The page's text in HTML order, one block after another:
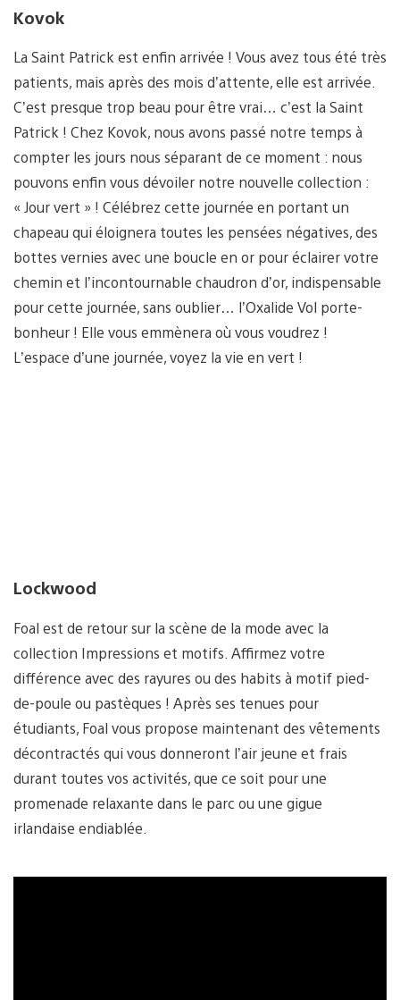
Kovok
La Saint Patrick est enfin arrivée ! Vous avez tous été très
patients, mais après des mois d’attente, elle est arrivée.
C’est presque trop beau pour être vrai… c’est la Saint
Patrick ! Chez Kovok, nous avons passé notre temps à
compter les jours nous séparant de ce moment : nous
pouvons enfin vous dévoiler notre nouvelle collection :
« Jour vert » ! Célébrez cette journée en portant un
chapeau qui éloignera toutes les pensées négatives, des
bottes vernies avec une boucle en or pour éclairer votre
chemin et l’incontournable chaudron d’or, indispensable
pour cette journée, sans oublier… l’Oxalide Vol porte-
bonheur ! Elle vous emmènera où vous voudrez !
L’espace d’une journée, voyez la vie en vert !
Lockwood
Foal est de retour sur la scène de la mode avec la
collection Impressions et motifs. Affirmez votre
différence avec des rayures ou des habits à motif pied-
de-poule ou pastèques ! Après ses tenues pour
étudiants, Foal vous propose maintenant des vêtements
décontractés qui vous donneront l’air jeune et frais
durant toutes vos activités, que ce soit pour une
promenade relaxante dans le parc ou une gigue
irlandaise endiablée.